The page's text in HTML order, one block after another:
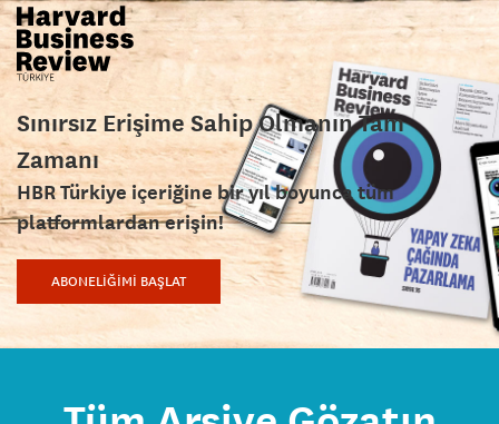
Sınırsız Erişime Sahip Olmanın Tam
Zamanı
HBR Türkiye içeriğine bir yıl boyunca tüm
platformlardan erişin!
ABONELİĞİMİ BAŞLAT